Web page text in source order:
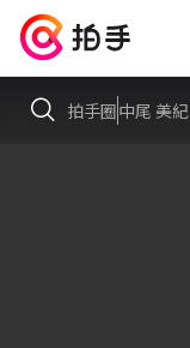
拍手圈中尾 美紀